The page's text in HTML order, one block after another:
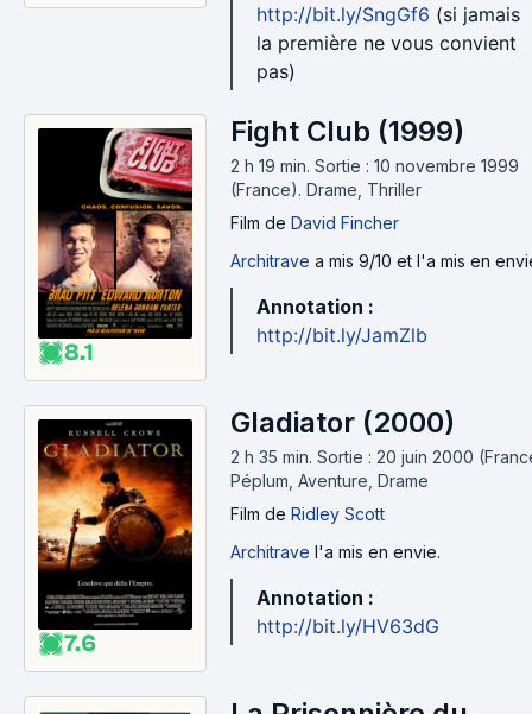
http://bit.ly/SngGf6 (si jamais
la première ne vous convient
pas)
8.1
Fight Club (1999)
2 h 19 min. Sortie : 10 novembre 1999
(France). Drame, Thriller
Film de David Fincher
Architrave a mis 9/10 et l'a mis en
Annotation :
http://bit.ly/JamZlb
7.6
Gladiator (2000)
2 h 35 min. Sortie : 20 juin 2000
Péplum, Aventure, Drame
Film de Ridley Scott
Architrave l'a mis en envie.
Annotation :
http://bit.ly/HV63dG